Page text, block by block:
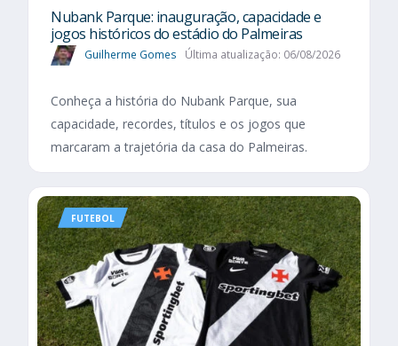
Nubank Parque: inauguração, capacidade e
jogos históricos do estádio do Palmeiras
Guilherme Gomes Última atualização: 06/08/2026
Conheça a história do Nubank Parque, sua
capacidade, recordes, títulos e os jogos que
marcaram a trajetória da casa do Palmeiras.
FUTEBOL